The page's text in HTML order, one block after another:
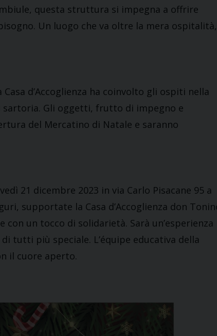
questa struttura si impegna a offrire
Un luogo che va oltre la mera ospitalità,
d’Accoglienza ha coinvolto gli ospiti nella
Gli oggetti, frutto di impegno e
del Mercatino di Natale e saranno
21 dicembre 2023 in via Carlo Pisacane 95 a
supportate la Casa d’Accoglienza don
un tocco di solidarietà. Sarà un’esperienza
tutti più speciale. L’équipe educativa della
il cuore aperto.